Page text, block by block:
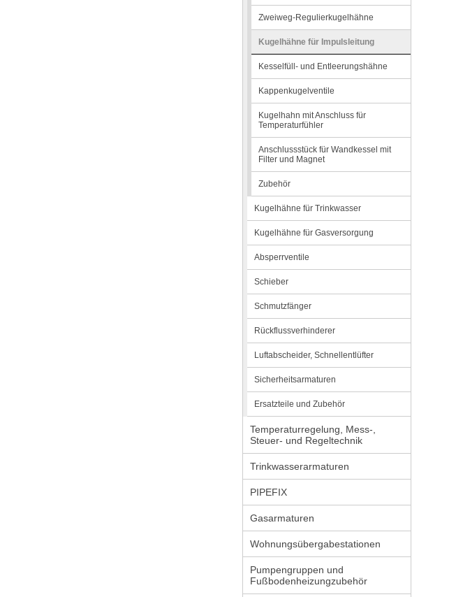
Zweiweg-Regulierkugelhähne
Kugelhähne für Impulsleitung
Kesselfüll- und Entleerungshähne
Kappenkugelventile
Kugelhahn mit Anschluss für
Temperaturfühler
Anschlussstück für Wandkessel mit
Filter und Magnet
Zubehör
Kugelhähne für Trinkwasser
Kugelhähne für Gasversorgung
Absperrventile
Schieber
Schmutzfänger
Rückflussverhinderer
Luftabscheider, Schnellentlüfter
Sicherheitsarmaturen
Ersatzteile und Zubehör
Temperaturregelung, Mess-,
Steuer- und Regeltechnik
Trinkwasserarmaturen
PIPEFIX
Gasarmaturen
Wohnungsübergabestationen
Pumpengruppen und
Fußbodenheizungzubehör